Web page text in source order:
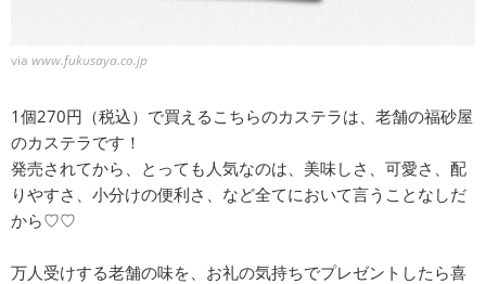
via www.fukusaya.co.jp
1個270円（税込）で買えるこちらのカステラは、老舗の福砂屋
のカステラです！
発売されてから、とっても人気なのは、美味しさ、可愛さ、配
りやすさ、小分けの便利さ、など全てにおいて言うことなしだ
から♡♡
万人受けする老舗の味を、お礼の気持ちでプレゼントしたら喜